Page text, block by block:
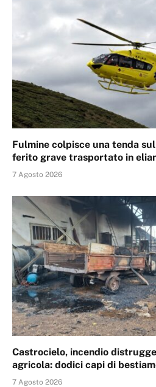
Fulmine colpisce una tenda
ferito grave trasportato in
7 Agosto 2026
Castrocielo, incendio
agricola: dodici capi di
7 Agosto 2026